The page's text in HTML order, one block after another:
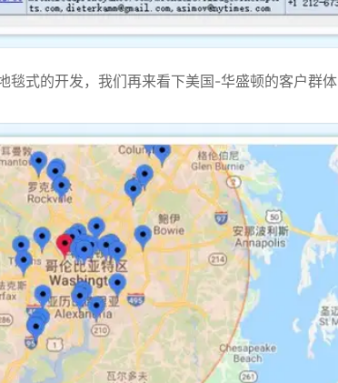
毯式的开发，我们再来看下美国-华盛顿的客户群体